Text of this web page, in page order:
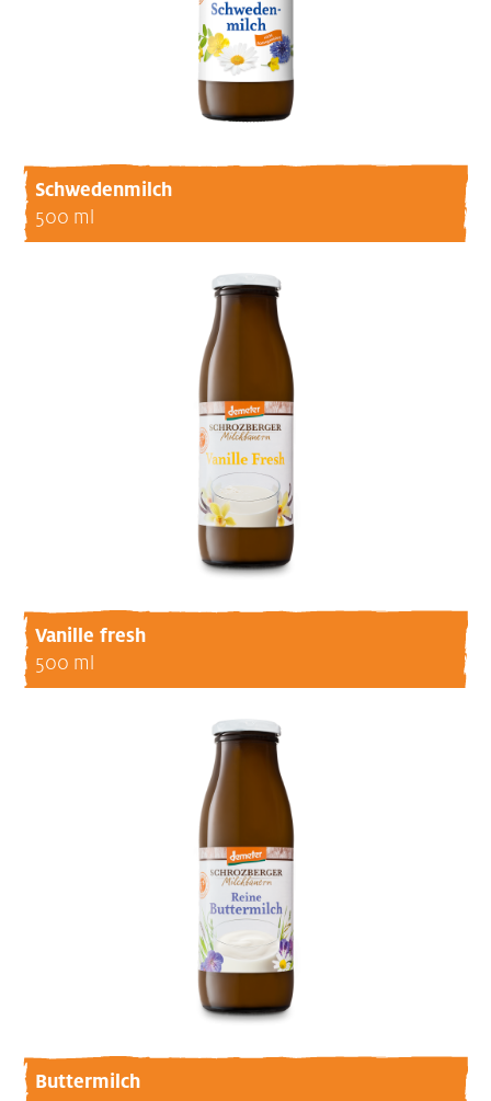
Schwedenmilch
500 ml
Vanille fresh
500 ml
Buttermilch